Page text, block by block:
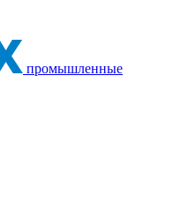
промышленные